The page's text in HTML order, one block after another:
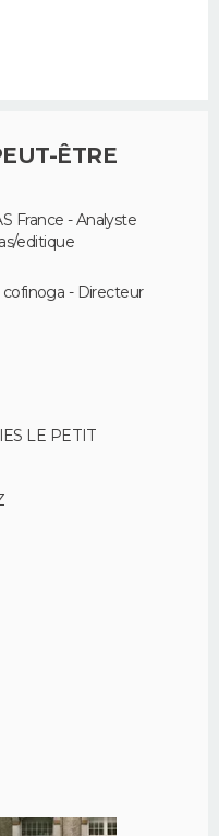
ÊTRE
France - Analyste
editique
cofinoga - Directeur
LE PETIT